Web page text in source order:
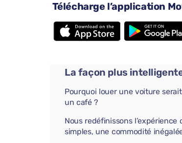
Télécharge l’application
La façon plus
Pourquoi louer une voiture
un café ?
Nous redéfinissons
simples, une commodité